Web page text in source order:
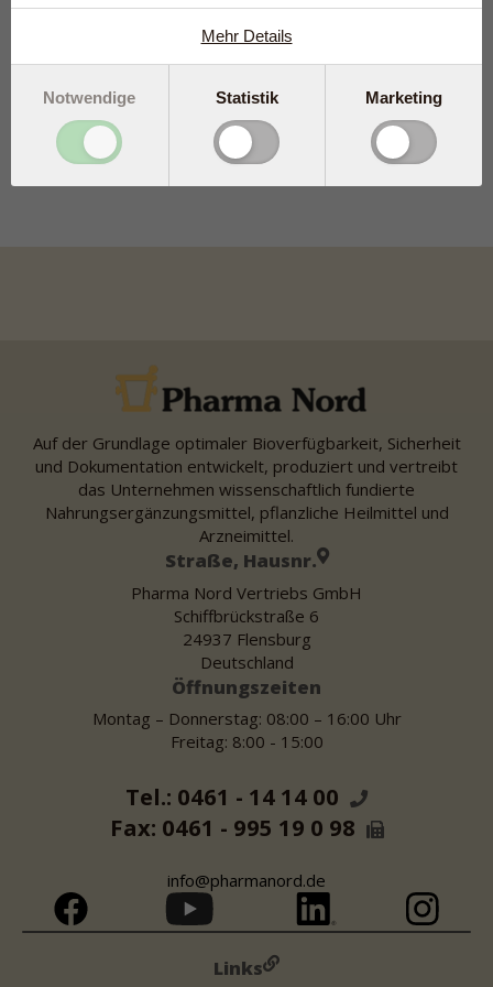
tweet
Produkte die Kaliumsorbat
Auf der Grundlage optimaler Bioverfügbarkeit, Sicherheit
und Dokumentation entwickelt, produziert und vertreibt
das Unternehmen wissenschaftlich fundierte
Nahrungsergänzungsmittel, pflanzliche Heilmittel und
Arzneimittel.
Straße, Hausnr.
Pharma Nord Vertriebs GmbH
Schiffbrückstraße 6
24937 Flensburg
Deutschland
Öffnungszeiten
Montag – Donnerstag: 08:00 – 16:00 Uhr
Freitag: 8:00 - 15:00
Tel.: 0461 - 14 14 00
Fax: 0461 - 995 19 0 98
info@pharmanord.de
Links
Mehr Details
Notwendige Statistik Marketing